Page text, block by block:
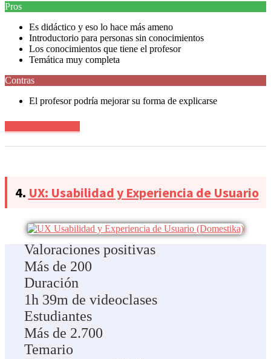
Pros
Es didáctico y eso lo hace más ameno
Introductorio para personas sin conocimientos
Los conocimientos que tiene el profesor
Temática muy completa
Contras
El profesor podría mejorar su forma de explicarse
4. UX: Usabilidad y Experiencia de Usuario
Valoraciones positivas
Más de 200
Duración
1h 39m de videoclases
Estudiantes
Más de 2.700
Temario